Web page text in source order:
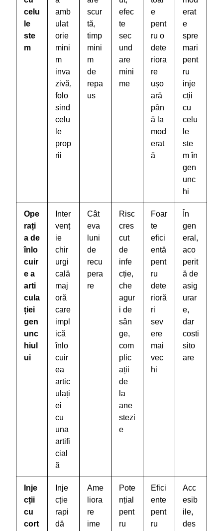
celu
le
ste
m
amb
ulat
orie
mini
m
inva
zivă,
folo
sind
celu
le
prop
rii
scur
tă,
timp
mini
m
de
repa
us
efec
te
sec
und
are
mini
me
e
pent
ru o
dete
riora
re
ușo
ară
pân
ă la
mod
erat
ă
erat
e
spre
mari
pent
ru
inje
cții
cu
celu
le
ste
m în
gen
unc
hi
Ope
rați
a de
înlo
cuir
e a
arti
cula
ției
gen
unc
hiul
ui
Inter
venț
ie
chir
urgi
cală
maj
oră
care
impl
ică
înlo
cuir
ea
artic
ulați
ei
cu
una
artifi
cial
ă
Cât
eva
luni
de
recu
pera
re
Risc
cres
cut
de
infe
cție,
che
agur
i de
sân
ge,
com
plic
ații
de
la
ane
stezi
e
Foar
te
efici
entă
pent
ru
dete
rioră
ri
sev
ere
mai
vec
hi
În
gen
eral,
aco
perit
ă de
asig
urar
e,
dar
costi
sito
are
Inje
cții
cu
cort
Inje
cție
rapi
dă
Ame
liora
re
ime
Pote
nțial
pent
ru
Efici
ente
pent
ru
Acc
esib
ile,
des